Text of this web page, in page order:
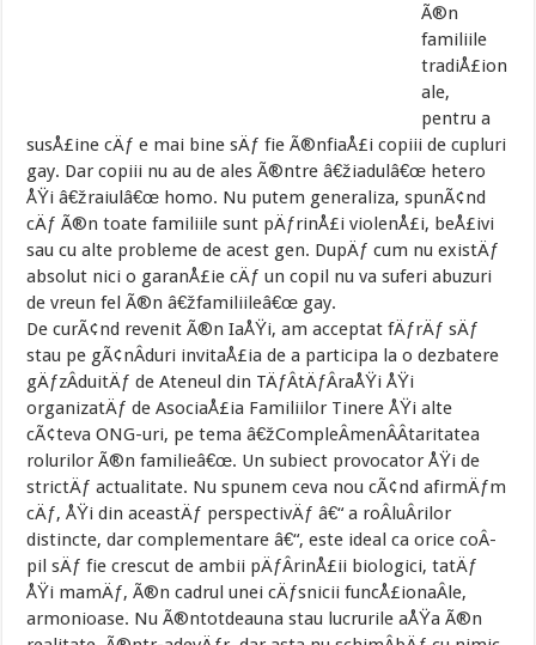
Ã®n
familiile
tradiÅ£ion
ale,
pentru a
susÅ£ine cÄƒ e mai bine sÄƒ fie Ã®nfiaÅ£i copiii de cupluri
gay. Dar copiii nu au de ales Ã®ntre â€žiadulâ€œ hetero
ÅŸi â€žraiulâ€œ homo. Nu putem generaliza, spunÃ¢nd
cÄƒ Ã®n toate familiile sunt pÄƒrinÅ£i violenÅ£i, beÅ£ivi
sau cu alte probleme de acest gen. DupÄƒ cum nu existÄƒ
absolut nici o garanÅ£ie cÄƒ un copil nu va suferi abuzuri
de vreun fel Ã®n â€žfamiliileâ€œ gay.
De curÃ¢nd revenit Ã®n IaÅŸi, am acceptat fÄƒrÄƒ sÄƒ
stau pe gÃ¢nÂ­duri invitaÅ£ia de a participa la o dezbatere
gÄƒzÂ­duitÄƒ de Ateneul din TÄƒÂ­tÄƒÂ­raÅŸi ÅŸi
organizatÄƒ de AsociaÅ£ia Familiilor Tinere ÅŸi alte
cÃ¢teva ONG-uri, pe tema â€žCompleÂ­menÂ­Â­taritatea
rolurilor Ã®n familieâ€œ. Un subiect provocator ÅŸi de
strictÄƒ actualitate. Nu spunem ceva nou cÃ¢nd afirmÄƒm
cÄƒ, ÅŸi din aceastÄƒ perspectivÄƒ â€“ a roÂ­luÂ­rilor
distincte, dar complementare â€“, este ideal ca orice coÂ­
pil sÄƒ fie crescut de ambii pÄƒÂ­rinÅ£ii biologici, tatÄƒ
ÅŸi mamÄƒ, Ã®n cadrul unei cÄƒsnicii funcÅ£ionaÂ­le,
armonioase. Nu Ã®ntotdeauna stau lucrurile aÅŸa Ã®n